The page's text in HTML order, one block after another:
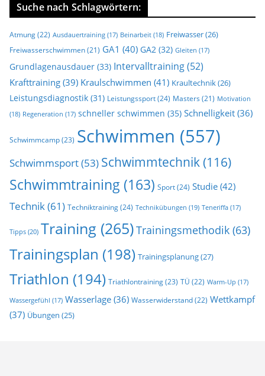
Suche nach Schlagwörtern:
Atmung(22) Ausdauertraining (17) Beinarbeit (18) Freiwasser(26)
Freiwasserschwimmen (21) GA1 (40) GA2 (32) Gleiten (17)
Grundlagenausdauer (33) Intervalltraining(52)
Krafttraining (39) Kraulschwimmen (41) Kraultechnik(26)
Leistungsdiagnostik (31) Leistungssport(24) Masters (21) Motivation
(18) Regeneration (17) schneller schwimmen (35) Schnelligkeit (36)
Schwimmcamp(23) Schwimmen (557)
Schwimmsport(53) Schwimmtechnik(116)
Schwimmtraining (163) Sport(24) Studie (42)
Technik(61) Techniktraining(24) Technikübungen (19) Teneriffa (17)
Tipps (20) Training (265)Trainingsmethodik (63)
Trainingsplan (198) Trainingsplanung(27)
Triathlon (194) Triathlontraining(23) TÜ (22) Warm-Up (17)
Wassergefühl (17) Wasserlage (36) Wasserwiderstand(22) Wettkampf
(37) Übungen (25)